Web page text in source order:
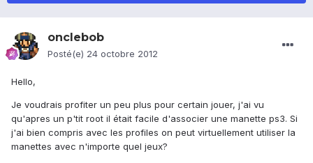
onclebob
Posté(e) 24 octobre 2012
Hello,
Je voudrais profiter un peu plus pour certain jouer, j'ai vu
qu'apres un p'tit root il était facile d'associer une manette ps3. Si
j'ai bien compris avec les profiles on peut virtuellement utiliser la
manettes avec n'importe quel jeux?